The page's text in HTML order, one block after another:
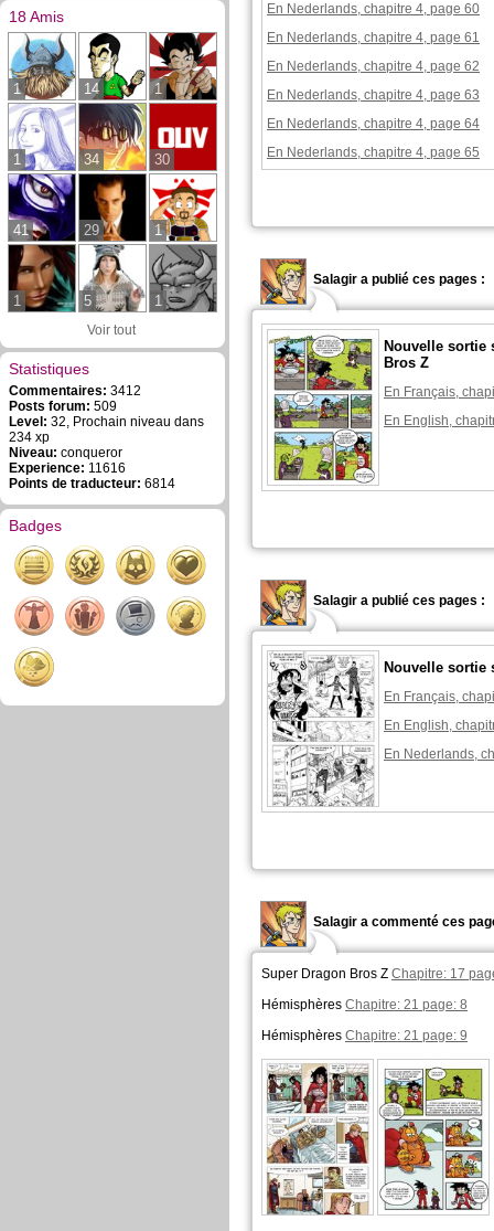
18 Amis
1 14 1
1 34 30
41 29 1
1 5 1
Voir tout
Statistiques
Commentaires: 3412
Posts forum: 509
Level: 32, Prochain niveau dans
234 xp
Niveau: conqueror
Experience: 11616
Points de traducteur: 6814
Badges
En Nederlands, chapitre 4, page 60
En Nederlands, chapitre 4, page 61
En Nederlands, chapitre 4, page 62
En Nederlands, chapitre 4, page 63
En Nederlands, chapitre 4, page 64
En Nederlands, chapitre 4, page 65
Salagir a publié ces pages :
Nouvelle sortie
Bros Z
En Français,
En English,
Salagir a publié ces pages :
Nouvelle sortie
En Français,
En English,
En Nederlands,
Salagir a commenté ces
Super Dragon Bros Z Chapitre: 17
Hémisphères Chapitre: 21 page: 8
Hémisphères Chapitre: 21 page: 9